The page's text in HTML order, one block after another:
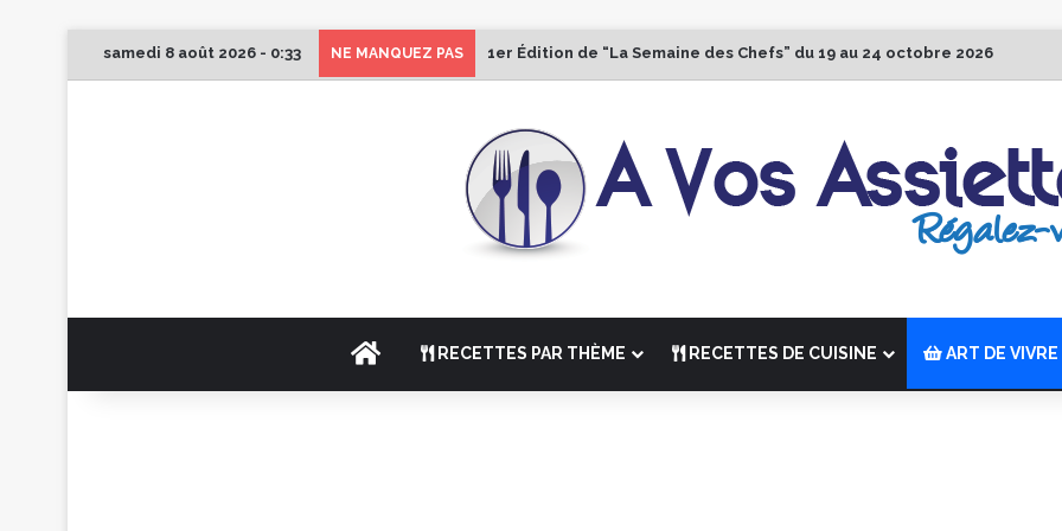
samedi 8 août 2026 - 0:33 NE MANQUEZ PAS 1er Édition de “La Semaine des Chefs” du 19 au 24 octobre 2026
ACCUEILRECETTES PAR THÈME RECETTES DE CUISINE ART DE VIVRE